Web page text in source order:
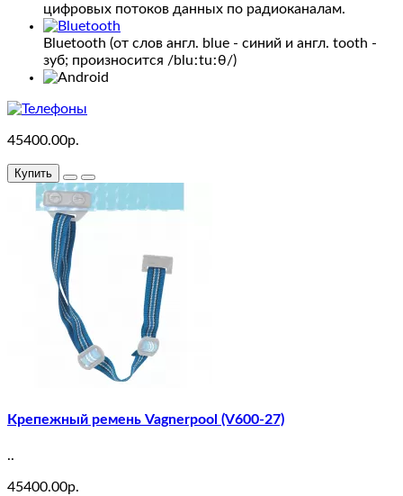
Cameras
MP3
test
test
21
цифровых потоков данных по радиоканалам.
Bluetooth (от слов англ. blue - синий и англ. tooth -
зуб; произносится /bluːtuːθ/)
45400.00р.
Купить
Крепежный ремень Vagnerpool (V600-27)
..
45400.00р.